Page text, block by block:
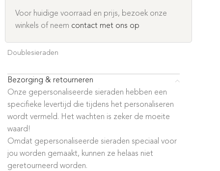
Voor huidige voorraad en prijs, bezoek onze
winkels of neem contact met ons op
Doublesieraden
Bezorging & retourneren
Onze gepersonaliseerde sieraden hebben een
specifieke levertijd die tijdens het personaliseren
wordt vermeld. Het wachten is zeker de moeite
waard!
Omdat gepersonaliseerde sieraden speciaal voor
jou worden gemaakt, kunnen ze helaas niet
geretourneerd worden.